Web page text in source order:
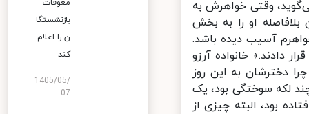
وقتی ‏خواهرش به
او را به بخش
آسیب دیده باشد.
به همین دلیل به او دستگاه تنفسی وصل کردند و او را در کیسه ‏اکسیژن قرار دادند.»‏‎ ‎خانواده آرزو
‏دخترشان به این روز
لکه سوختگی بود، یک
بود، البته چیزی از
معوقات
بازنشستگا
ن را اعلام
کند
1405/05/
07